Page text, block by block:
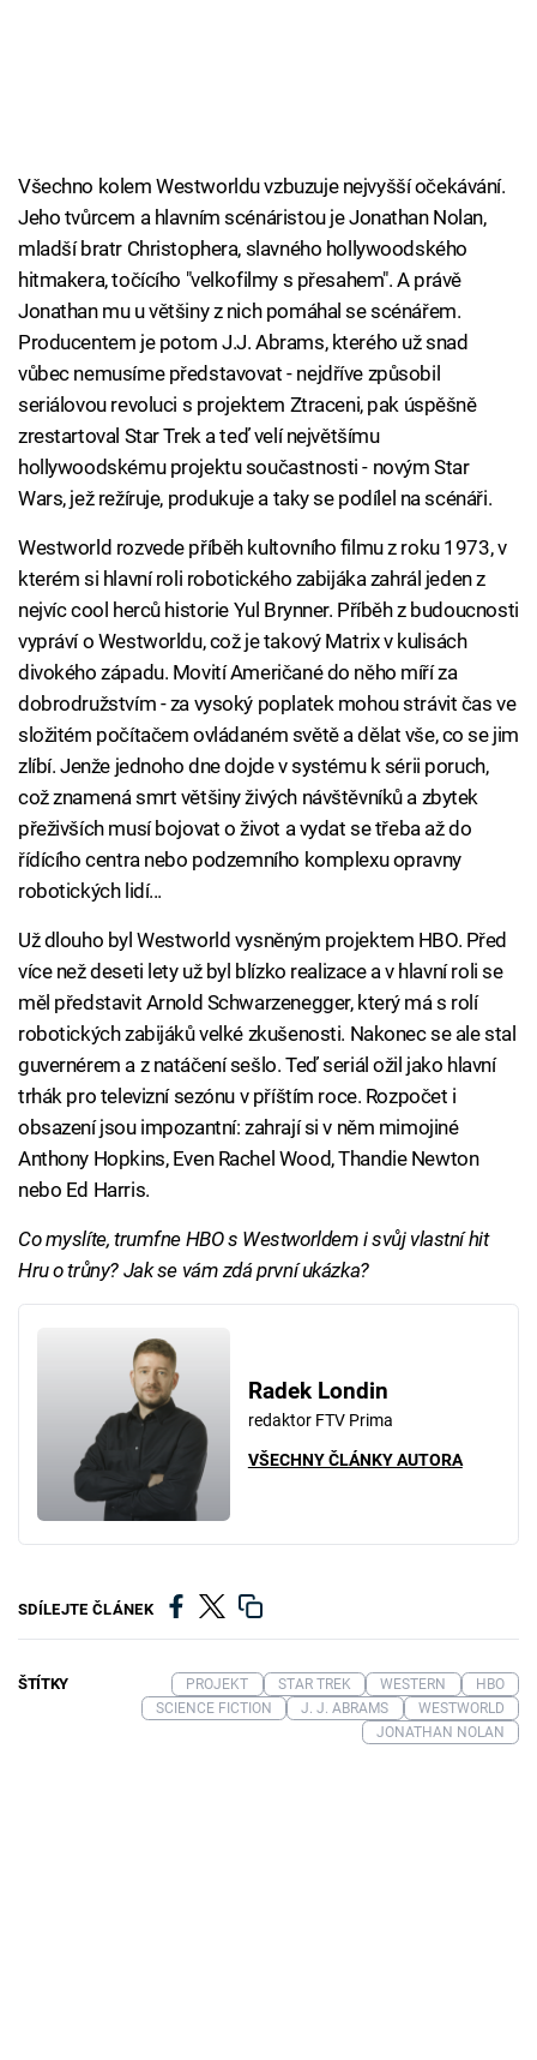
Všechno kolem Westworldu vzbuzuje nejvyšší očekávání.
Jeho tvůrcem a hlavním scénáristou je Jonathan Nolan,
mladší bratr Christophera, slavného hollywoodského
hitmakera, točícího "velkofilmy s přesahem". A právě
Jonathan mu u většiny z nich pomáhal se scénářem.
Producentem je potom J.J. Abrams, kterého už snad
vůbec nemusíme představovat - nejdříve způsobil
seriálovou revoluci s projektem Ztraceni, pak úspěšně
zrestartoval Star Trek a teď velí největšímu
hollywoodskému projektu součastnosti - novým Star
Wars, jež režíruje, produkuje a taky se podílel na scénáři.
Westworld rozvede příběh kultovního filmu z roku 1973, v
kterém si hlavní roli robotického zabijáka zahrál jeden z
nejvíc cool herců historie Yul Brynner. Příběh z budoucnosti
vypráví o Westworldu, což je takový Matrix v kulisách
divokého západu. Movití Američané do něho míří za
dobrodružstvím - za vysoký poplatek mohou strávit čas ve
složitém počítačem ovládaném světě a dělat vše, co se jim
zlíbí. Jenže jednoho dne dojde v systému k sérii poruch,
což znamená smrt většiny živých návštěvníků a zbytek
přeživších musí bojovat o život a vydat se třeba až do
řídícího centra nebo podzemního komplexu opravny
robotických lidí...
Už dlouho byl Westworld vysněným projektem HBO. Před
více než deseti lety už byl blízko realizace a v hlavní roli se
měl představit Arnold Schwarzenegger, který má s rolí
robotických zabijáků velké zkušenosti. Nakonec se ale stal
guvernérem a z natáčení sešlo. Teď seriál ožil jako hlavní
trhák pro televizní sezónu v příštím roce. Rozpočet i
obsazení jsou impozantní: zahrají si v něm mimojiné
Anthony Hopkins, Even Rachel Wood, Thandie Newton
nebo Ed Harris.
Co myslíte, trumfne HBO s Westworldem i svůj vlastní hit
Hru o trůny? Jak se vám zdá první ukázka?
Radek Londin
redaktor FTV Prima
VŠECHNY ČLÁNKY AUTORA
SDÍLEJTE ČLÁNEK
ŠTÍTKY PROJEKT STAR TREK WESTERN
HBO
SCIENCE FICTION
J. J. ABRAMS
WESTWORLD
JONATHAN NOLAN